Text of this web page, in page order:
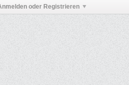
oder Registrieren